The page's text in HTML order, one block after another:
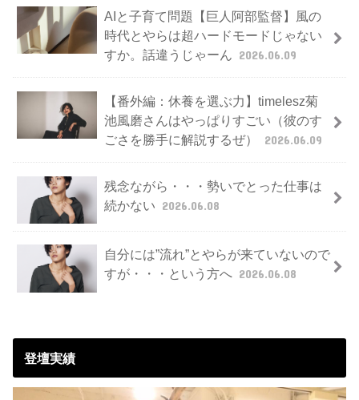
AIと子育て問題【巨人阿部監督】風の
時代とやらは超ハードモードじゃない
すか。話違うじゃーん 2026.06.09
【番外編：休養を選ぶ力】timelesz菊
池風磨さんはやっぱりすごい（彼のす
ごさを勝手に解説するぜ）
2026.06.09
残念ながら・・・勢いでとった仕事は
続かない 2026.06.08
自分には”流れ”とやらが来ていないので
すが・・・という方へ 2026.06.08
登壇実績